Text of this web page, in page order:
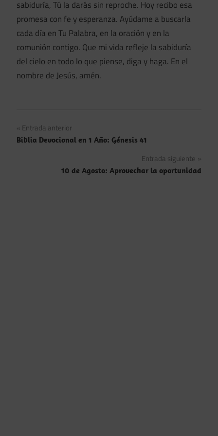
sabiduría, Tú la darás sin reproche. Hoy recibo esa
promesa con fe y esperanza. Ayúdame a buscarla
cada día en Tu Palabra, en la oración y en la
comunión contigo. Que mi vida refleje la sabiduría
del cielo en todo lo que piense, diga y haga. En el
nombre de Jesús, amén.
Navegación
de
entradas
Entrada anterior
Biblia Devocional en 1 Año: Génesis 41
Entrada siguiente
10 de Agosto: Aprovechar la oportunidad